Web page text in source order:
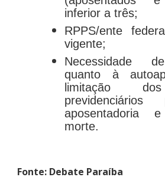
inferior a três;
RPPS/ente
vigente;
Necessidade
quanto à
limitação
aposentadoria
morte.
Fonte: Debate Paraíba